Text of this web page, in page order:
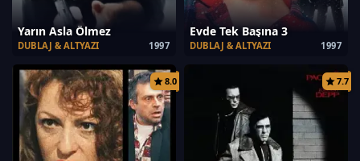
Yarın Asla Ölmez
1997
DUBLAJ & ALTYAZI
Evde Tek Başına 3
1997
DUBLAJ & ALTYAZI
8.0 7.7